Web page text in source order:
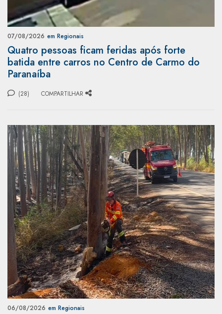
07/08/2026 em Regionais
Quatro pessoas ficam feridas após forte
batida entre carros no Centro de Carmo do
Paranaíba
(28) COMPARTILHAR
06/08/2026 em Regionais